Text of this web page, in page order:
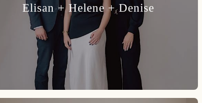
Elisan + Helene + Denise